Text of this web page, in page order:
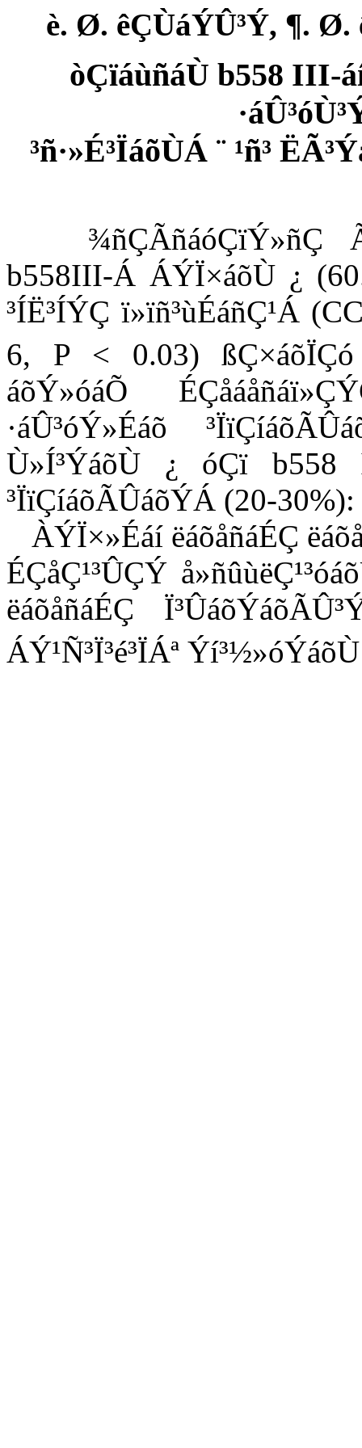
è. Ø. êÇÙáÝÛ³Ý, ¶. Ø.
òÇïáùñáÙ b558 III-
³ñ·»É³ÏáõÙÁ ¨ ¹ñ³
¾ñÇÃñáóÇïÝ»ñÇ
b558III-Á ÁÝÏ×áõÙ ¿
³ÍË³ÍÝÇ ï»ïñ³ùÉáñÇ¹Á
6, P < 0.03) ßÇ×áõÏÇó
áõÝ»óáÕ
·áÛ³óÝ»Éáõ
Ù»Í³ÝáõÙ ¿ óÇï b558
³ÏïÇíáõÃÛáõÝÁ (20-30%):
ÀÝÏ×»Éáí ëáõåñáÉÇ
ÉÇåÇ¹³ÛÇÝ
ëáõåñáÉÇ
ÁÝ¹Ñ³Ï³é³ÏÁª